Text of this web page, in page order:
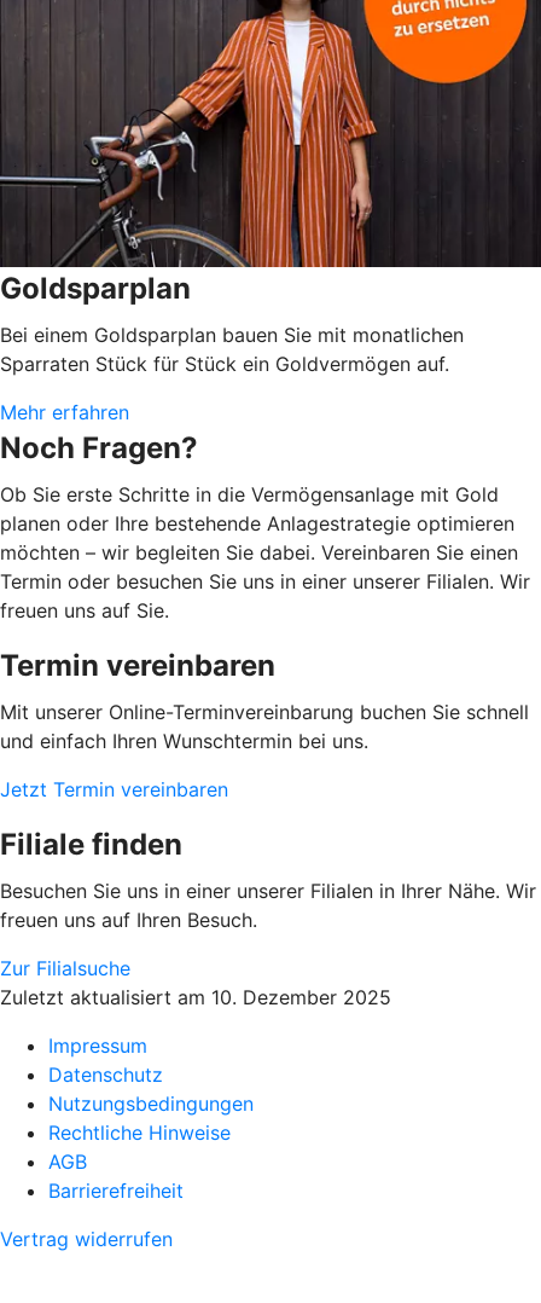
Goldsparplan
Bei einem Goldsparplan bauen Sie mit monatlichen
Sparraten Stück für Stück ein Goldvermögen auf.
Mehr erfahren
Noch Fragen?
Ob Sie erste Schritte in die Vermögensanlage mit Gold
planen oder Ihre bestehende Anlagestrategie optimieren
möchten – wir begleiten Sie dabei. Vereinbaren Sie einen
Termin oder besuchen Sie uns in einer unserer Filialen. Wir
freuen uns auf Sie.
Termin vereinbaren
Mit unserer Online-Terminvereinbarung buchen Sie schnell
und einfach Ihren Wunschtermin bei uns.
Jetzt Termin vereinbaren
Filiale finden
Besuchen Sie uns in einer unserer Filialen in Ihrer Nähe. Wir
freuen uns auf Ihren Besuch.
Zur Filialsuche
Zuletzt aktualisiert am 10. Dezember 2025
Impressum
Datenschutz
Nutzungsbedingungen
Rechtliche Hinweise
AGB
Barrierefreiheit
Vertrag widerrufen